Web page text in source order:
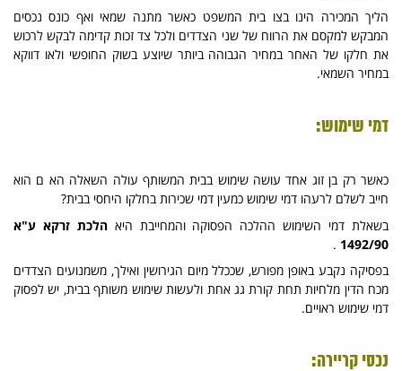
הליך המכירה הינו בצו בית המשפט כאשר מתנה שמאי ואף כונס נכסים
המבקש למקסם את הרווח של שני הצדדים ולכל צד זכות קדימה לבקש לרכוש
את חלקו של האחר במחיר הגבוהה ביותר שיוצע בשוק החופשי ולאו דווקא
במחיר השמאי.
דמי שימוש:
כאשר רק בן זוג אחד עושה שימוש בבית המשותף עולה השאלה הא ם הוא
חייב לשלם לרעהו דמי שימוש כמעין דמי שכירות בחלקו היחסי בבית?
בשאלת דמי השימוש ההלכה הפסוקה והמחייבת היאהלכת זרקא ע"א
1492/90
.
בפסיקה נקבע באופן מפורש, שככלל מיום הגירושין ואילך, משמנועים הצדדים
מכח הדין מלחיות תחת קורת גג אחת ולעשות שימוש משותף בבית, יש לפסוק
דמי שימוש ראויים.
נכסי קריירה: